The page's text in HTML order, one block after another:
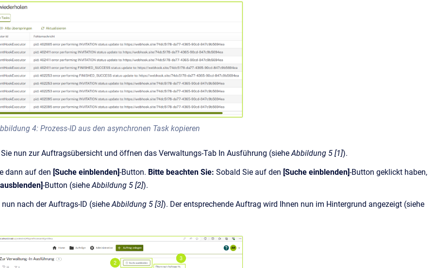
4: Prozess-ID aus den asynchronen Task kopieren
nun zur Auftragsübersicht und öffnen das Verwaltungs-Tab In Ausführung (sieheAbbildung 5 [1]).
dann auf den [Suche einblenden]-Button. Bitte beachten Sie: Sobald Sie auf den [Suche einblenden]-Button geklickt haben,
-Button (sieheAbbildung 5 [2]).
nach der Auftrags-ID (sieheAbbildung 5 [3]). Der entsprechende Auftrag wird Ihnen nun im Hintergrund angezeigt (siehe